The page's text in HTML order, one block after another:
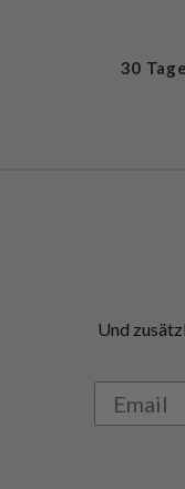
30
Und